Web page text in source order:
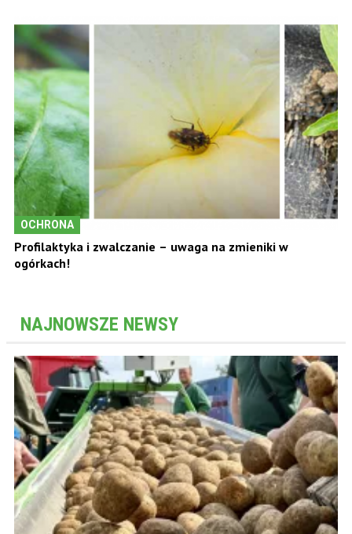
OCHRONA
Profilaktyka i zwalczanie – uwaga na zmieniki w
ogórkach!
NAJNOWSZE NEWSY